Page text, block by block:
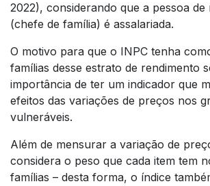
2022), considerando que a pessoa
(chefe de família) é assalariada.
O motivo para que o INPC tenha
famílias desse estrato de rendimento
importância de ter um indicador que
efeitos das variações de preços nos
vulneráveis.
Além de mensurar a variação de
considera o peso que cada item tem
famílias – desta forma, o índice